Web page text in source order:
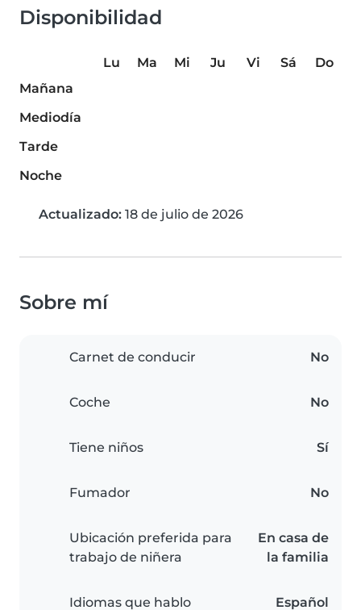
Disponibilidad
Lu Ma Mi Ju Vi Sá
Do
Mañana
Mediodía
Tarde
Noche
Actualizado: 18 de julio de 2026
Sobre mí
Carnet de conducir No
Coche No
Tiene niños Sí
Fumador No
Ubicación preferida para
trabajo de niñera
En casa de
la familia
Idiomas que hablo Español